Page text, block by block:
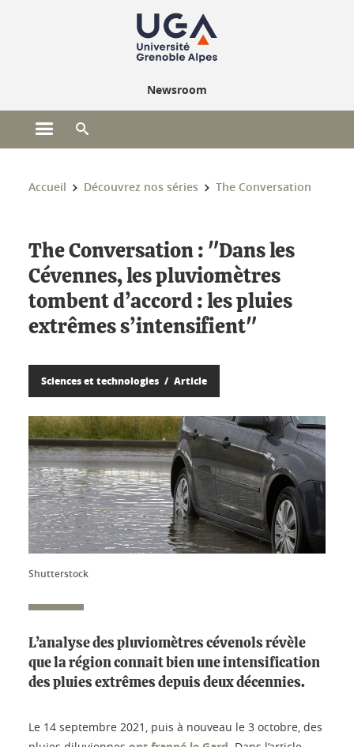
Newsroom
Ouvrir le menu principal
Vous êtes ici :
Accueil Découvrez nos séries The Conversation
The Conversation : "Dans les
Cévennes, les pluviomètres
tombent d’accord : les pluies
extrêmes s’intensifient"
Sciences et technologies Article
Shutterstock
L’analyse des pluviomètres cévenols révèle
que la région connait bien une intensification
des pluies extrêmes depuis deux décennies.
Le 14 septembre 2021, puis à nouveau le 3 octobre, des